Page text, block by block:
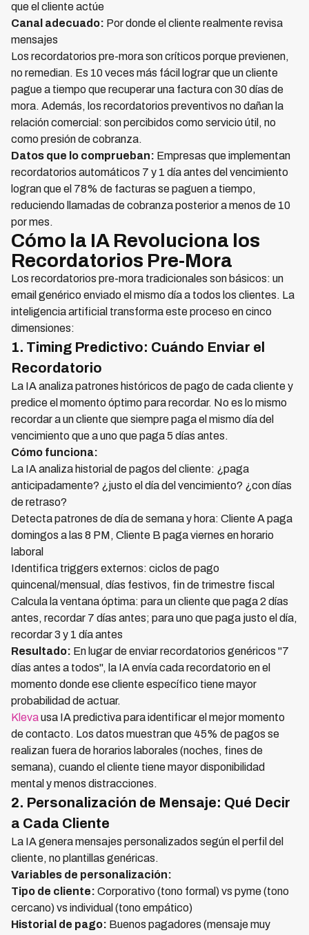
que el cliente actúe
Canal adecuado: Por donde el cliente realmente revisa
mensajes
Los recordatorios pre-mora son críticos porque previenen,
no remedian. Es 10 veces más fácil lograr que un cliente
pague a tiempo que recuperar una factura con 30 días de
mora. Además, los recordatorios preventivos no dañan la
relación comercial: son percibidos como servicio útil, no
como presión de cobranza.
Datos que lo comprueban: Empresas que implementan
recordatorios automáticos 7 y 1 día antes del vencimiento
logran que el 78% de facturas se paguen a tiempo,
reduciendo llamadas de cobranza posterior a menos de 10
por mes.
Cómo la IA Revoluciona los
Recordatorios Pre-Mora
Los recordatorios pre-mora tradicionales son básicos: un
email genérico enviado el mismo día a todos los clientes. La
inteligencia artificial transforma este proceso en cinco
dimensiones:
1. Timing Predictivo: Cuándo Enviar el
Recordatorio
La IA analiza patrones históricos de pago de cada cliente y
predice el momento óptimo para recordar. No es lo mismo
recordar a un cliente que siempre paga el mismo día del
vencimiento que a uno que paga 5 días antes.
Cómo funciona:
La IA analiza historial de pagos del cliente: ¿paga
anticipadamente? ¿justo el día del vencimiento? ¿con días
de retraso?
Detecta patrones de día de semana y hora: Cliente A paga
domingos a las 8 PM, Cliente B paga viernes en horario
laboral
Identifica triggers externos: ciclos de pago
quincenal/mensual, días festivos, fin de trimestre fiscal
Calcula la ventana óptima: para un cliente que paga 2 días
antes, recordar 7 días antes; para uno que paga justo el día,
recordar 3 y 1 día antes
Resultado: En lugar de enviar recordatorios genéricos "7
días antes a todos", la IA envía cada recordatorio en el
momento donde ese cliente específico tiene mayor
probabilidad de actuar.
Klevausa IA predictiva para identificar el mejor momento
de contacto. Los datos muestran que 45% de pagos se
realizan fuera de horarios laborales (noches, fines de
semana), cuando el cliente tiene mayor disponibilidad
mental y menos distracciones.
2. Personalización de Mensaje: Qué Decir
a Cada Cliente
La IA genera mensajes personalizados según el perfil del
cliente, no plantillas genéricas.
Variables de personalización:
Tipo de cliente: Corporativo (tono formal) vs pyme (tono
cercano) vs individual (tono empático)
Historial de pago: Buenos pagadores (mensaje muy